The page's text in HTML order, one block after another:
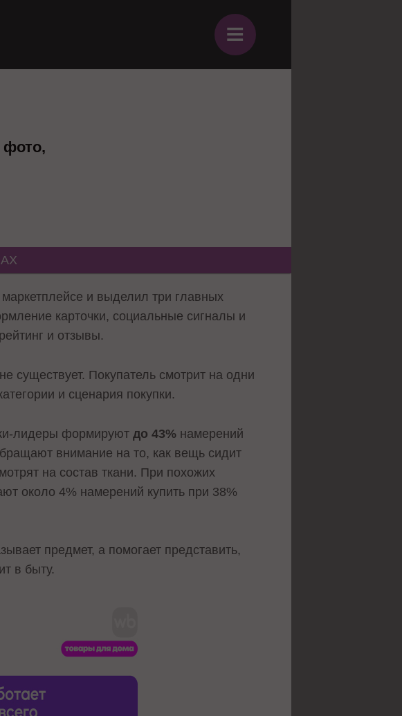
≡
фото,
и выделил три главных
карточки, социальные сигналы и
и отзывы.
существует. Покупатель смотрит на одни
и сценария покупки.
лидеры формируютдо 43% намерений
внимание на то, как вещь сидит
на состав ткани. При похожих
около 4% намерений купить при 38%
предмет, а помогает представить,
в быту.